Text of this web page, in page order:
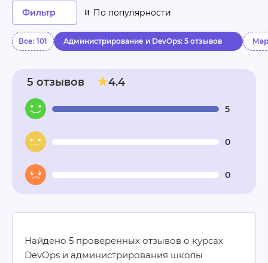
Найдено 5 проверенных отзывов о курсах
DevOps и администрирования школы
Фильтр По популярности
Все: 101 Администрирование и DevOps: 5 отзывов
5 отзывов 4.4
5
0
0